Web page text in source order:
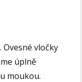
Ovesné vločky
úplně
moukou.